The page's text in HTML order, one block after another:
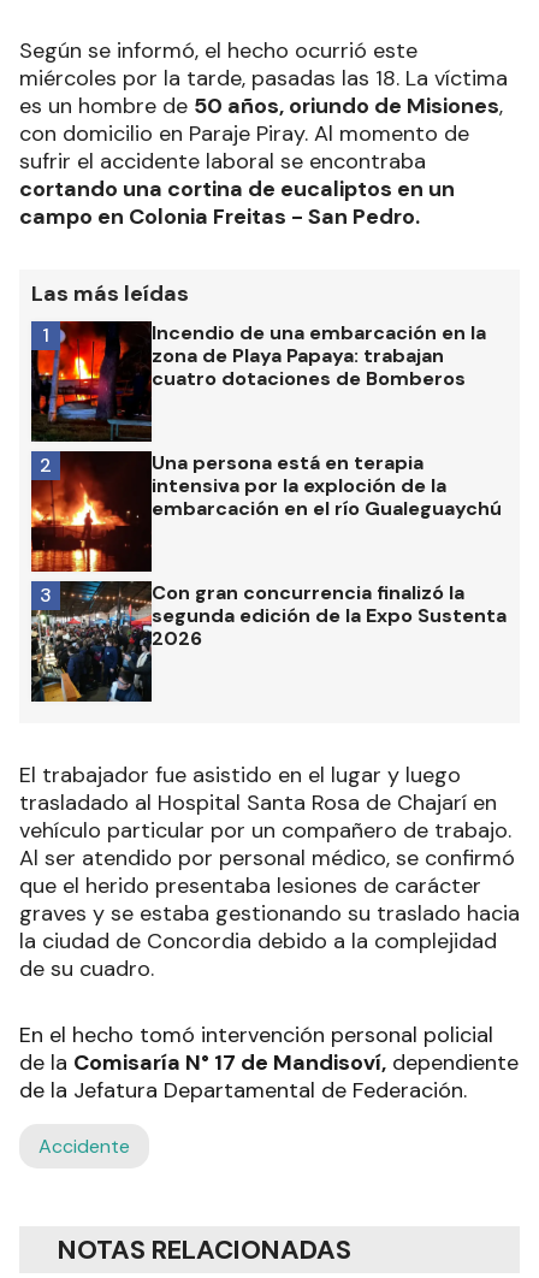
Según se informó, el hecho ocurrió este
miércoles por la tarde, pasadas las 18. La víctima
es un hombre de 50 años, oriundo de Misiones,
con domicilio en Paraje Piray. Al momento de
sufrir el accidente laboral se encontraba
cortando una cortina de eucaliptos en un
campo en Colonia Freitas - San Pedro.
Las más leídas
Incendio de una embarcación en la
zona de Playa Papaya: trabajan
cuatro dotaciones de Bomberos
1
Una persona está en terapia
intensiva por la exploción de la
embarcación en el río Gualeguaychú
2
Con gran concurrencia finalizó la
segunda edición de la Expo Sustenta
2026
3
El trabajador fue asistido en el lugar y luego
trasladado al Hospital Santa Rosa de Chajarí en
vehículo particular por un compañero de trabajo.
Al ser atendido por personal médico, se confirmó
que el herido presentaba lesiones de carácter
graves y se estaba gestionando su traslado hacia
la ciudad de Concordia debido a la complejidad
de su cuadro.
En el hecho tomó intervención personal policial
de la Comisaría N° 17 de Mandisoví, dependiente
de la Jefatura Departamental de Federación.
Accidente
NOTAS RELACIONADAS